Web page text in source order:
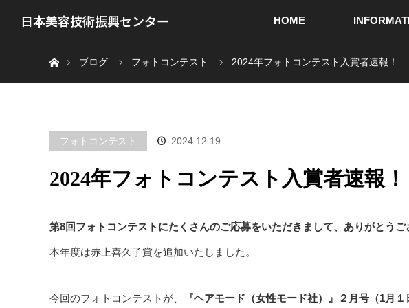
日本美容技術振興センター HOME
ブログ
フォトコンテスト 2024年フォトコンテスト入賞者速報！
フォトコンテスト 2024.12.19
2024年フォトコンテスト入賞者速報！
第8回フォトコンテストにたくさんのご応募をいただきまして、ありがとうご
本年度は赤上喜久子賞を追加いたしました。
今回のフォトコンテストが、 『ヘアモード（女性モード社）』２月号（1月１